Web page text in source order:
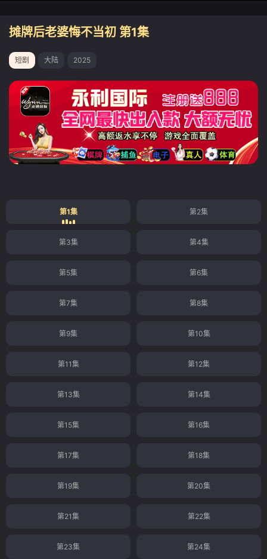
摊牌后老婆悔不当初 第1集
短剧 大陆 2025
第1集 第2集
第3集 第4集
第5集 第6集
第7集 第8集
第9集 第10集
第11集 第12集
第13集 第14集
第15集 第16集
第17集 第18集
第19集 第20集
第21集 第22集
第23集 第24集